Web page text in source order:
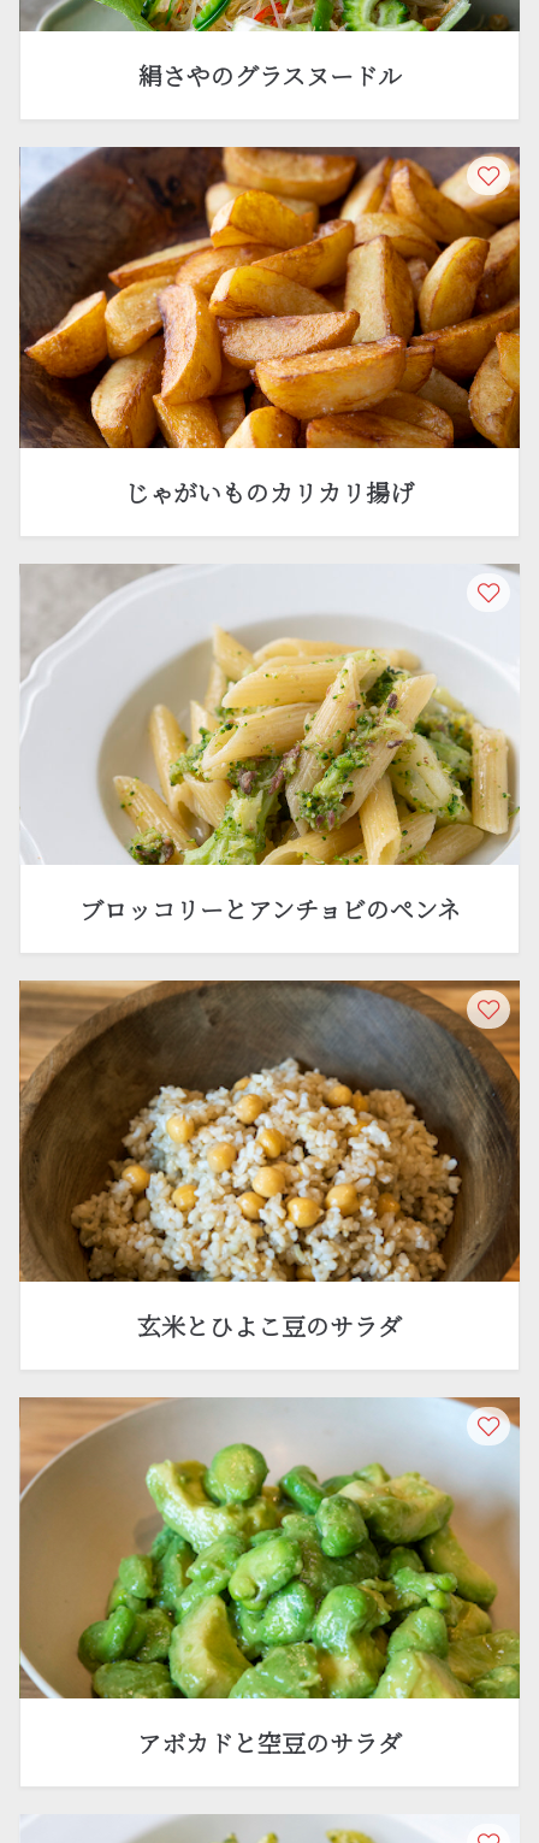
絹さやのグラスヌードル
じゃがいものカリカリ揚げ
ブロッコリーとアンチョビのペンネ
玄米とひよこ豆のサラダ
アボカドと空豆のサラダ